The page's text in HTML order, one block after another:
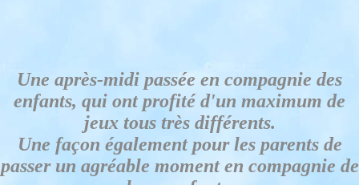
Une après-midi passée en compagnie des
enfants, qui ont profité d'un maximum de
jeux tous très différents.
Une façon également pour les parents de
passer un agréable moment en compagnie de